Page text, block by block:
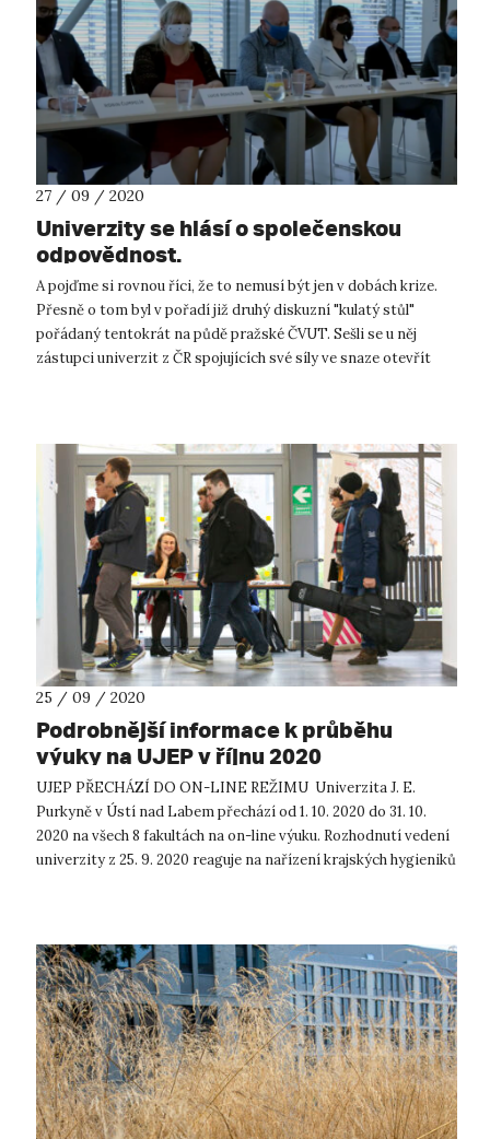
27 / 09 / 2020
Univerzity se hlásí o společenskou
odpovědnost.
A pojďme si rovnou říci, že to nemusí být jen v dobách krize.
Přesně o tom byl v pořadí již druhý diskuzní "kulatý stůl"
pořádaný tentokrát na půdě pražské ČVUT. Sešli se u něj
zástupci univerzit z ČR spojujících své síly ve snaze otevřít
25 / 09 / 2020
Podrobnější informace k průběhu
výuky na UJEP v říjnu 2020
UJEP PŘECHÁZÍ DO ON-LINE REŽIMU Univerzita J. E.
Purkyně v Ústí nad Labem přechází od 1. 10. 2020 do 31. 10.
2020 na všech 8 fakultách na on-line výuku. Rozhodnutí vedení
univerzity z 25. 9. 2020 reaguje na nařízení krajských hygieniků